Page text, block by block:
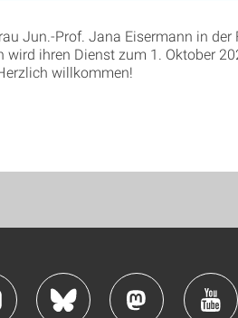
Jun.-Prof. Jana Eisermann in der
wird ihren Dienst zum 1. Oktober
willkommen!